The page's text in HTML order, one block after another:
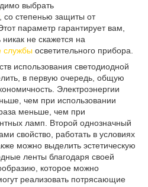
выбрать
, со степенью защиты от
параметр гарантирует вам,
не скажется на
службы осветительного прибора.
использования светодиодной
в первую очередь, общую
Электроэнергии
чем при использовании
меньше, чем при
ламп. Второй однозначный
свойство, работать в условиях
можно выделить эстетическую
ленты благодаря своей
которое можно
реализовать потрясающие